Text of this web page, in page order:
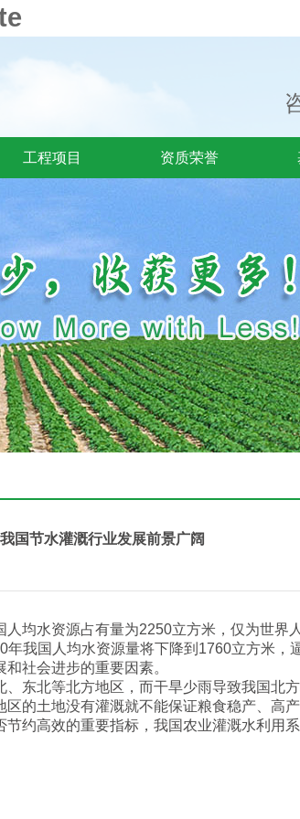
工程项目 资质荣誉
我国节水灌溉行业发展前景广阔
水资源占有量为2250立方米，仅为世界
我国人均水资源量将下降到1760立方米，
社会进步的重要因素。
北等北方地区，而干旱少雨导致我国北方
的土地没有灌溉就不能保证粮食稳产、高
约高效的重要指标，我国农业灌溉水利用